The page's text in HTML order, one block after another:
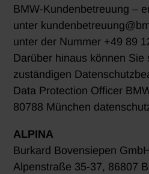
BMW-Kundenbetreuung –
unter
unter der Nummer +49 89
Darüber hinaus können Sie
zuständigen
Data Protection Officer
80788 München
ALPINA
Burkard Bovensiepen
Alpenstraße 35-37, 86807